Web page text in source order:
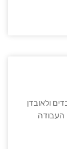
ולאובדן
העבודה